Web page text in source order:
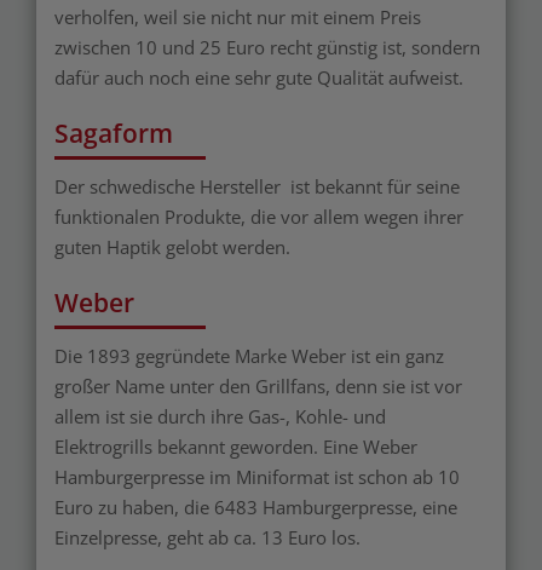
verholfen, weil sie nicht nur mit einem Preis
zwischen 10 und 25 Euro recht günstig ist, sondern
dafür auch noch eine sehr gute Qualität aufweist.
Sagaform
Der schwedische Hersteller ist bekannt für seine
funktionalen Produkte, die vor allem wegen ihrer
guten Haptik gelobt werden.
Weber
Die 1893 gegründete Marke Weber ist ein ganz
großer Name unter den Grillfans, denn sie ist vor
allem ist sie durch ihre Gas-, Kohle- und
Elektrogrills bekannt geworden. Eine Weber
Hamburgerpresse im Miniformat ist schon ab 10
Euro zu haben, die 6483 Hamburgerpresse, eine
Einzelpresse, geht ab ca. 13 Euro los.